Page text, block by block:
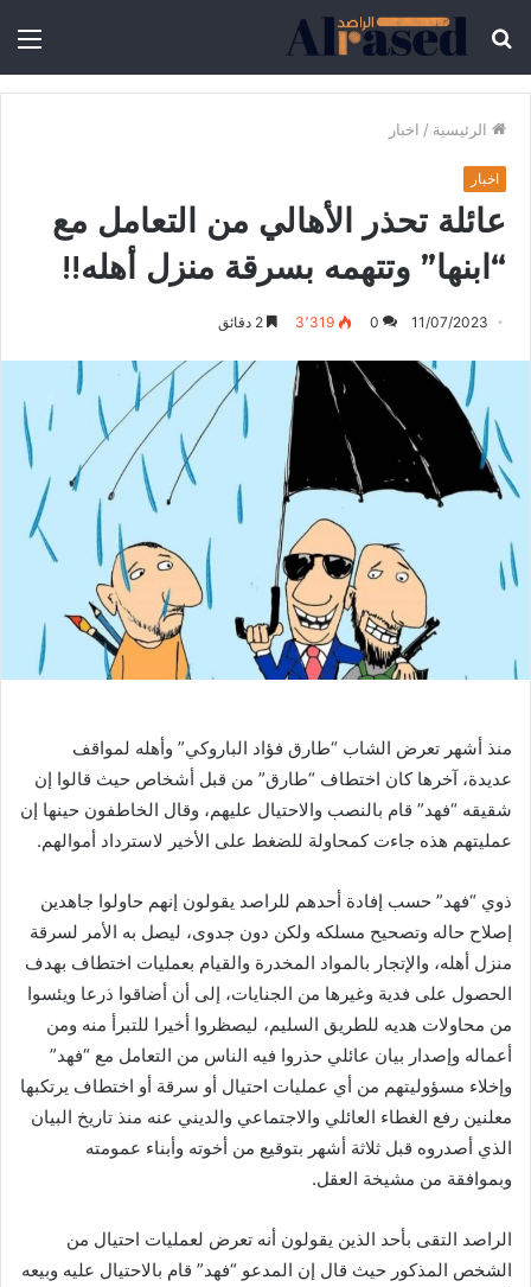
الرئيسية / اخبار
اخبار
عائلة تحذر الأهالي من التعامل مع
“ابنها” وتتهمه بسرقة منزل أهله!!
11/07/2023
0 3٬319
منذ أشهر تعرض الشاب “طارق فؤاد الباروكي” وأهله لمواقف
عديدة، آخرها كان اختطاف “طارق” من قبل أشخاص حيث قالوا إن
شقيقه “فهد” قام بالنصب والاحتيال عليهم، وقال الخاطفون حينها إن
عمليتهم هذه جاءت كمحاولة للضغط على الأخير لاسترداد أموالهم.
ذوي “فهد” حسب إفادة أحدهم للراصد يقولون إنهم حاولوا جاهدين
إصلاح حاله وتصحيح مسلكه ولكن دون جدوى، ليصل به الأمر لسرقة
منزل أهله، والإتجار بالمواد المخدرة والقيام بعمليات اختطاف بهدف
الحصول على فدية وغيرها من الجنايات، إلى أن أضاقوا ذرعا ويئسوا
من محاولات هديه للطريق السليم، ليصظروا أخيرا للتبرأ منه ومن
أعماله وإصدار بيان عائلي حذروا فيه الناس من التعامل مع “فهد”
وإخلاء مسؤوليتهم من أي عمليات احتيال أو سرقة أو اختطاف يرتكبها
معلنين رفع الغطاء العائلي والاجتماعي والديني عنه منذ تاريخ البيان
الذي أصدروه قبل ثلاثة أشهر بتوقيع من أخوته وأبناء عمومته
وبموافقة من مشيخة العقل.
الراصد التقى بأحد الذين يقولون أنه تعرض لعمليات احتيال من
الشخص المذكور حيث قال إن المدعو “فهد” قام بالاحتيال عليه وبيعه